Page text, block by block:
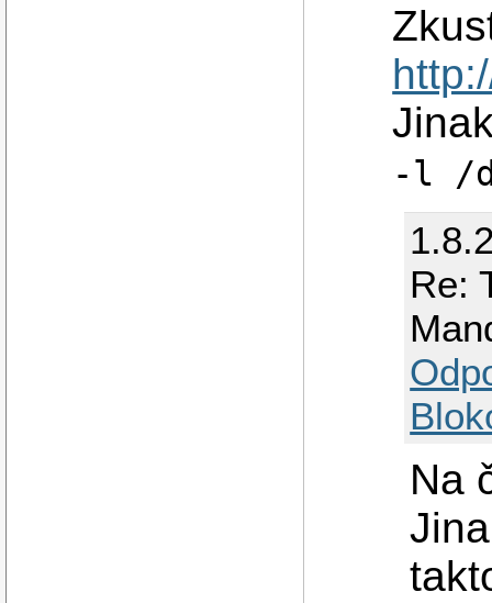
-l /
Re:
Na